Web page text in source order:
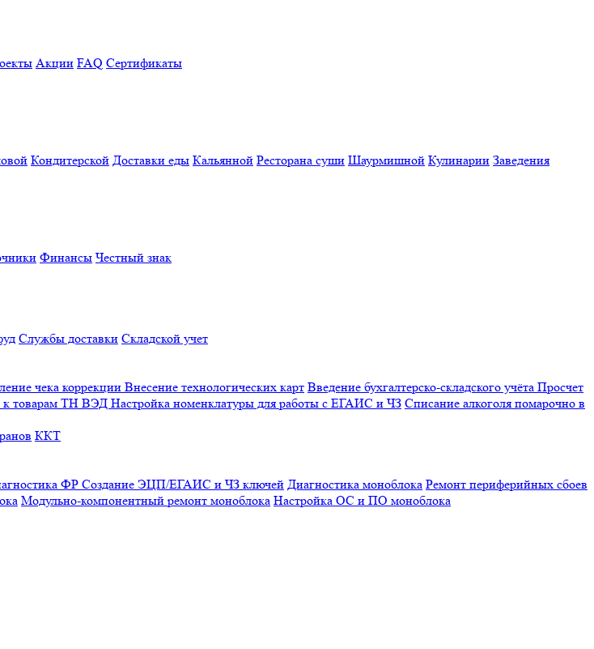
Акции FAQ Сертификаты
Кондитерской Доставки еды Кальянной Ресторана суши Шаурмишной Кулинарии Заведения
Финансы Честный знак
Службы доставки Складской учет
чека коррекции Внесение технологических карт Введение бухгалтерско-складского учёта Просчет
к товарам ТН ВЭД Настройка номенклатуры для работы с ЕГАИС и ЧЗ Списание алкоголя помарочно в
ККТ
ФР Создание ЭЦП/ЕГАИС и ЧЗ ключей Диагностика моноблока Ремонт периферийных сбоев
Модульно-компонентный ремонт моноблока Настройка ОС и ПО моноблока